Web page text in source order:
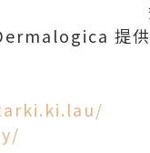
提供